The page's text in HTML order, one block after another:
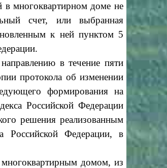
в многоквартирном доме не
счет, или выбранная
к ней пунктом 5
в течение пяти
протокола об изменении
формирования на
Российской Федерации
решения реализованным
Российской Федерации, в
многоквартирным домом, из